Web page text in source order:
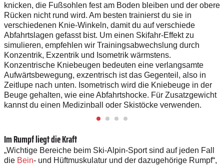
knicken, die Fußsohlen fest am Boden bleiben und der obere
Rücken nicht rund wird. Am besten trainierst du sie in
verschiedenen Knie-Winkeln, damit du auf verschiede
Abfahrtslagen gefasst bist. Um einen Skifahr-Effekt zu
simulieren, empfehlen wir Trainingsabwechslung durch
Konzentrik, Exzentrik und Isometrik wärmstens.
Konzentrische Kniebeugen bedeuten eine verlangsamte
Aufwärtsbewegung, exzentrisch ist das Gegenteil, also in
Zeitlupe nach unten. Isometrisch wird die Kniebeuge in der
Beuge gehalten, wie eine Abfahrtshocke. Für Zusatzgewicht
kannst du einen Medizinball oder Skistöcke verwenden.
Im Rumpf liegt die Kraft
„Wichtige Bereiche beim Ski-Alpin-Sport sind auf jeden Fall
die Bein- und Hüftmuskulatur und der dazugehörige Rumpf“,